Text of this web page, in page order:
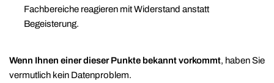
Fachbereiche reagieren mit Widerstand anstatt
Begeisterung.
Wenn Ihnen einer dieser Punkte bekannt vorkommt, haben Sie
vermutlich kein Datenproblem.